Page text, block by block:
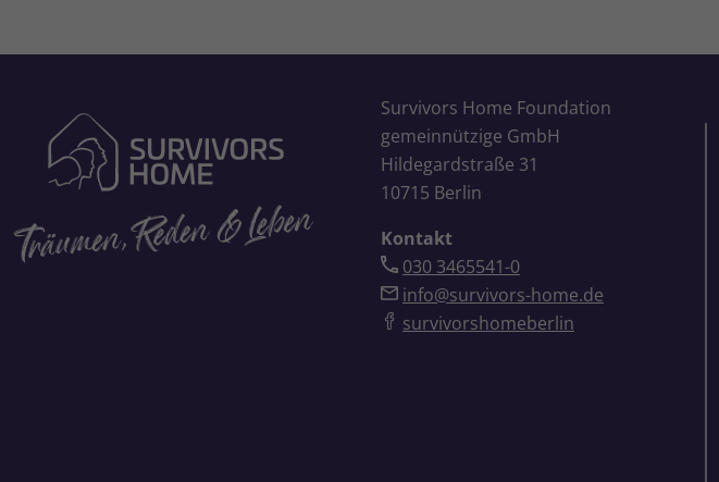
Survivors Home Foundation
gemeinnützige GmbH
Hildegardstraße 31
10715 Berlin
Kontakt
030 3465541-0
info@survivors-home.de
survivorshomeberlin